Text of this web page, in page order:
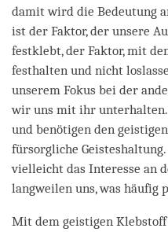
damit wird die Bedeutung
ist der Faktor, der unsere
festklebt, der Faktor, mit
festhalten und nicht
unserem Fokus bei der
wir uns mit ihr
und benötigen den
fürsorgliche
vielleicht das Interesse an
langweilen uns, was häufig
Mit dem geistigen